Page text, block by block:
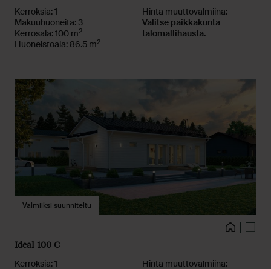
Kerroksia: 1
Makuuhuoneita: 3
Kerrosala: 100 m2
Huoneistoala: 86.5 m2
Hinta muuttovalmiina:
Valitse paikkakunta
talomallihausta.
Valmiiksi suunniteltu
Kuvat
Talo
Ideal 100 C
Kerroksia: 1
Hinta muuttovalmiina: